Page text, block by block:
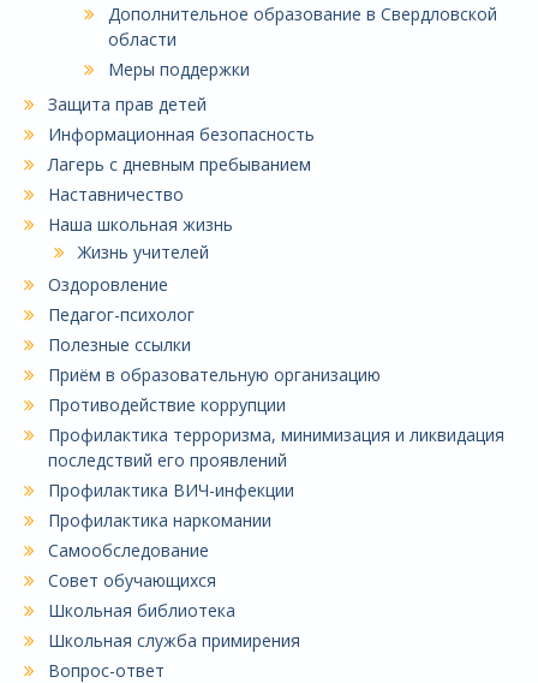
Дополнительное образование в Свердловской
области
Меры поддержки
Защита прав детей
Информационная безопасность
Лагерь с дневным пребыванием
Наставничество
Наша школьная жизнь
Жизнь учителей
Оздоровление
Педагог-психолог
Полезные ссылки
Приём в образовательную организацию
Противодействие коррупции
Профилактика терроризма, минимизация и ликвидация
последствий его проявлений
Профилактика ВИЧ-инфекции
Профилактика наркомании
Самообследование
Совет обучающихся
Школьная библиотека
Школьная служба примирения
Вопрос-ответ